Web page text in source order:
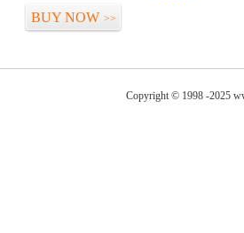
BUY NOW >>
Copyright © 1998 -2025